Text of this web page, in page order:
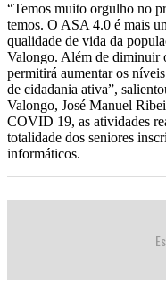
“Temos muito orgulho no
temos. O ASA 4.0 é mais
qualidade de vida da
Valongo. Além de diminuir
permitirá aumentar os
de cidadania ativa”,
Valongo, José Manuel
COVID 19, as atividades
totalidade dos seniores
informáticos.